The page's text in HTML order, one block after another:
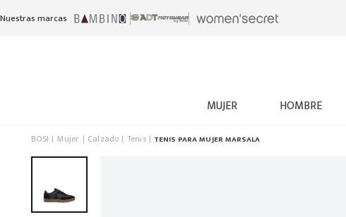
Nuestras marcas
MUJER HOMBRE
BOSI Mujer Calzado Tenis TENIS PARA MUJER MARSALA